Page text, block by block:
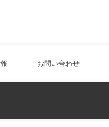
お問い合わせ